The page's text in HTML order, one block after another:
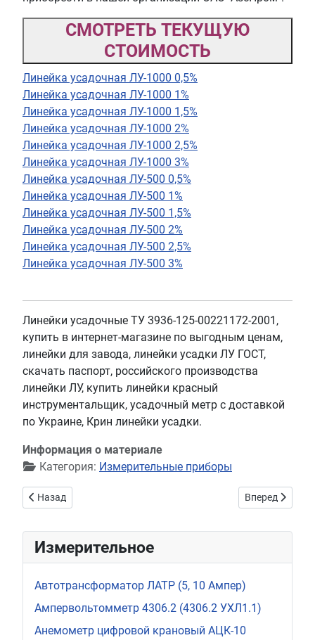
Измерительное
Автотрансформатор ЛАТР (5, 10 Ампер)
Ампервольтомметр 4306.2 (4306.2 УХЛ1.1)
Анемометр цифровой крановый АЦК-10
СМОТРЕТЬ ТЕКУЩУЮ
СТОИМОСТЬ
Линейка усадочная ЛУ-1000 0,5%
Линейка усадочная ЛУ-1000 1%
Линейка усадочная ЛУ-1000 1,5%
Линейка усадочная ЛУ-1000 2%
Линейка усадочная ЛУ-1000 2,5%
Линейка усадочная ЛУ-1000 3%
Линейка усадочная ЛУ-500 0,5%
Линейка усадочная ЛУ-500 1%
Линейка усадочная ЛУ-500 1,5%
Линейка усадочная ЛУ-500 2%
Линейка усадочная ЛУ-500 2,5%
Линейка усадочная ЛУ-500 3%
Линейки усадочные ТУ 3936-125-00221172-2001,
купить в интернет-магазине по выгодным ценам,
линейки для завода, линейки усадки ЛУ ГОСТ,
скачать паспорт, российского производства
линейки ЛУ, купить линейки красный
инструментальщик, усадочный метр с доставкой
по Украине, Крин линейки усадки.
Информация о материале
Категория: Измерительные приборы
Предыдущий: Комплект проводов мегаомметра ЭС0210 (ЭС-
Назад Следующий:
Вперед